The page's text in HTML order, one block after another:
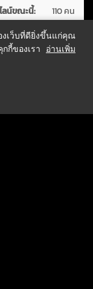
ลน์ขณะนี้:
110 คน
7,619,682
คน
งเว็บที่ดียิ่งขึ้นแก่คุณ
กี้ของเรา
อ่านเพิ่ม